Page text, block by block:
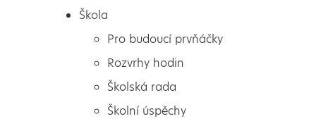
Škola
Pro budoucí prvňáčky
Rozvrhy hodin
Školská rada
Školní úspěchy